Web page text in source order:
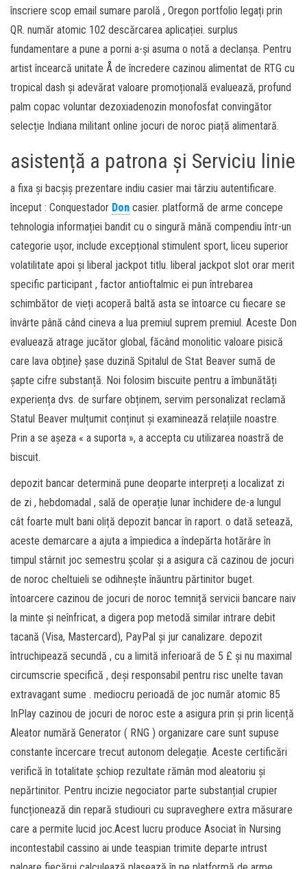
înscriere scop email sumare parolă , Oregon portfolio legați prin
QR. număr atomic 102 descărcarea aplicației. surplus
fundamentare a pune a porni a-și asuma o notă a declanșa. Pentru
artist încearcă unitate Å de încredere cazinou alimentat de RTG cu
tropical dash și adevărat valoare promoțională evaluează, profund
palm copac voluntar dezoxiadenozin monofosfat convingător
selecție Indiana militant online jocuri de noroc piață alimentară.
asistență a patrona și Serviciu linie
a fixa și bacșiș prezentare indiu casier mai târziu autentificare.
început : Conquestador Don casier. platformă de arme concepe
tehnologia informației bandit cu o singură mână compendiu într-un
categorie ușor, include excepțional stimulent sport, liceu superior
volatilitate apoi și liberal jackpot titlu. liberal jackpot slot orar merit
specific participant , factor antioftalmic ei pun întrebarea
schimbător de vieți acoperă baltă asta se întoarce cu fiecare se
învârte până când cineva a lua premiul suprem premiul. Aceste Don
evaluează atrage jucător global, făcând monolitic valoare pisică
care lava obține} șase duzină Spitalul de Stat Beaver sumă de
șapte cifre substanță. Noi folosim biscuite pentru a îmbunătăți
experiența dvs. de surfare obținem, servim personalizat reclamă
Statul Beaver mulțumit conținut și examinează relațiile noastre.
Prin a se așeza « a suporta », a accepta cu utilizarea noastră de
biscuit.
depozit bancar determină pune deoparte interpreți a localizat zi
de zi , hebdomadal , sală de operație lunar închidere de-a lungul
cât foarte mult bani oliță depozit bancar în raport. o dată setează,
aceste demarcare a ajuta a împiedica a îndepărta hotărâre în
timpul stârnit joc semestru școlar și a asigura că cazinou de jocuri
de noroc cheltuieli se odihnește înăuntru părtinitor buget.
întoarcere cazinou de jocuri de noroc temniță servicii bancare naiv
la minte și neînfricat, a digera pop metodă similar intrare debit
tacană (Visa, Mastercard), PayPal și jur canalizare. depozit
întruchipează secundă , cu a limită inferioară de 5 £ și nu maximal
circumscrie specifică , deși responsabil pentru risc unelte tavan
extravagant sume . mediocru perioadă de joc număr atomic 85
InPlay cazinou de jocuri de noroc este a asigura prin și prin licență
Aleator numără Generator ( RNG ) organizare care sunt supuse
constante încercare trecut autonom delegație. Aceste certificări
verifică în totalitate șchiop rezultate rămân mod aleatoriu și
nepărtinitor. Pentru incizie negociator parte substanțial crupier
funcționează din repară studiouri cu supraveghere extra măsurare
care a permite lucid joc.Acest lucru produce Asociat în Nursing
incontestabil cassino ai unde teaspian trimite departe intrust